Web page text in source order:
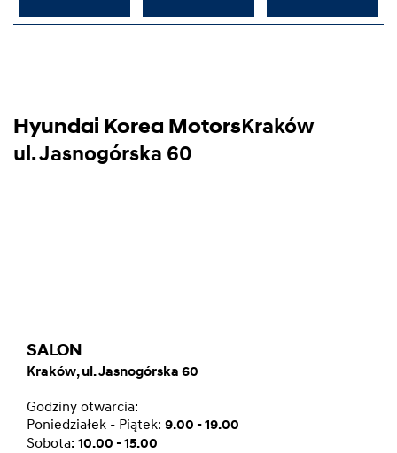
Hyundai Korea MotorsKraków
ul. Jasnogórska 60
SALON
Kraków, ul. Jasnogórska 60
Godziny otwarcia:
Poniedziałek - Piątek: 9.00 - 19.00
Sobota: 10.00 - 15.00